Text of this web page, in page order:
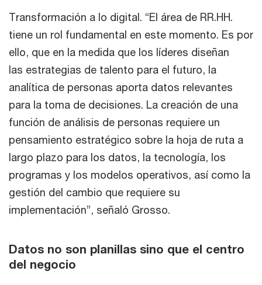
Transformación a lo digital. “El área de RR.HH.
tiene un rol fundamental en este momento. Es por
ello, que en la medida que los líderes diseñan
las estrategias de talento para el futuro, la
analítica de personas aporta datos relevantes
para la toma de decisiones. La creación de una
función de análisis de personas requiere un
pensamiento estratégico sobre la hoja de ruta a
largo plazo para los datos, la tecnología, los
programas y los modelos operativos, así como la
gestión del cambio que requiere su
implementación”, señaló Grosso.
Datos no son planillas sino que el centro
del negocio